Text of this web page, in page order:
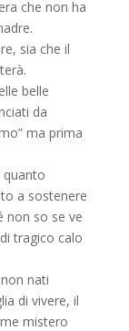
che non ha
sia che il
belle
da
ma prima
quanto
a sostenere
non so se ve
tragico calo
nati
di vivere, il
mistero